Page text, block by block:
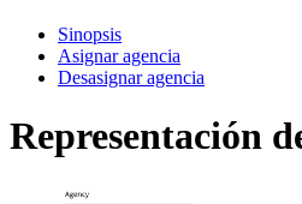
Sinopsis
Asignar agencia
Desasignar agencia
Representación